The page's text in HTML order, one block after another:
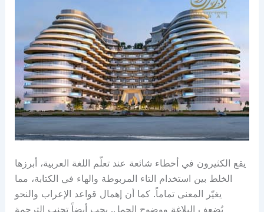
يقع الكثيرون في أخطاء شائعة عند تعلّم اللغة العربية، أبرزها
الخلط بين استخدام التاء المربوطة والهاء في الكتابة، مما
يغيّر المعنى تماماً. كما أن إهمال قواعد الإعراب والنحو
يُضعف البلاغة ووضوح الجمل. يجب أيضاً تجنب الترجمة